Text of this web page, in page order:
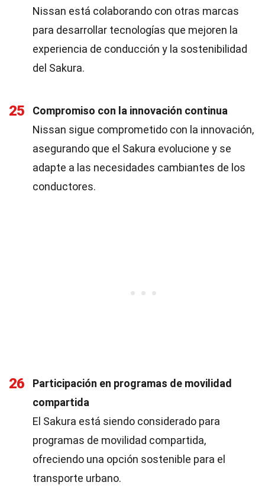
Nissan está colaborando con otras marcas
para desarrollar tecnologías que mejoren la
experiencia de conducción y la sostenibilidad
del Sakura.
25
Compromiso con la innovación continua
Nissan sigue comprometido con la innovación,
asegurando que el Sakura evolucione y se
adapte a las necesidades cambiantes de los
conductores.
26
Participación en programas de movilidad
compartida
El Sakura está siendo considerado para
programas de movilidad compartida,
ofreciendo una opción sostenible para el
transporte urbano.